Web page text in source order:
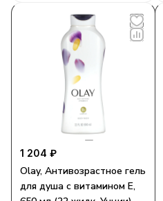
1 204 ₽
Olay, Антивозрастное гель
для душа с витамином Е,